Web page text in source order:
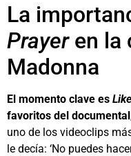
La
Prayeren la
Madonna
El momento clave es
favoritos del documental
uno de los videoclips
le decía: ‘No puedes